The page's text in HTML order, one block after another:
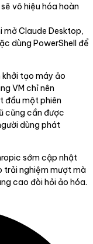
vô hiệu hóa hoàn
mở Claude Desktop,
dùng PowerShell để
khởi tạo máy ảo
VM chỉ nên
đầu một phiên
cũng cần được
dùng phát
sớm cập nhật
trải nghiệm mượt mà
cao đòi hỏi ảo hóa.